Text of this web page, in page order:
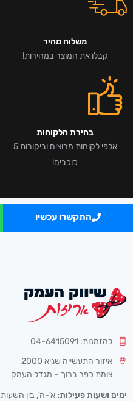
משלוח מהיר
קבלו את המוצר במהירות!
בחירת הלקוחות
אלפי לקוחות מרוצים וביקורות 5
כוכבים!
התקשרו עכשיו
להזמנות: 04-6415091
איזור התעשייה שגיא 2000
צומת כפר ברוך – מגדל העמק
ימים ושעות פעילות: א’-ה’, בין השעות 08:30-16:30